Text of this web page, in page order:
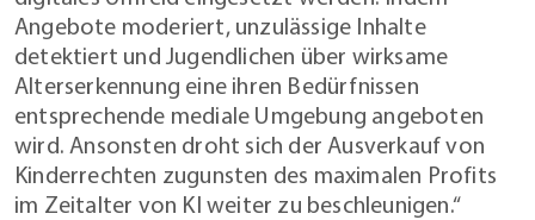
Angebote moderiert, unzulässige Inhalte
detektiert und Jugendlichen über wirksame
Alterserkennung eine ihren Bedürfnissen
entsprechende mediale Umgebung angeboten
wird. Ansonsten droht sich der Ausverkauf von
Kinderrechten zugunsten des maximalen Profits
im Zeitalter von KI weiter zu beschleunigen.“